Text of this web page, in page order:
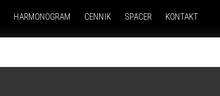
HARMONOGRAM CENNIK SPACER KONTAKT